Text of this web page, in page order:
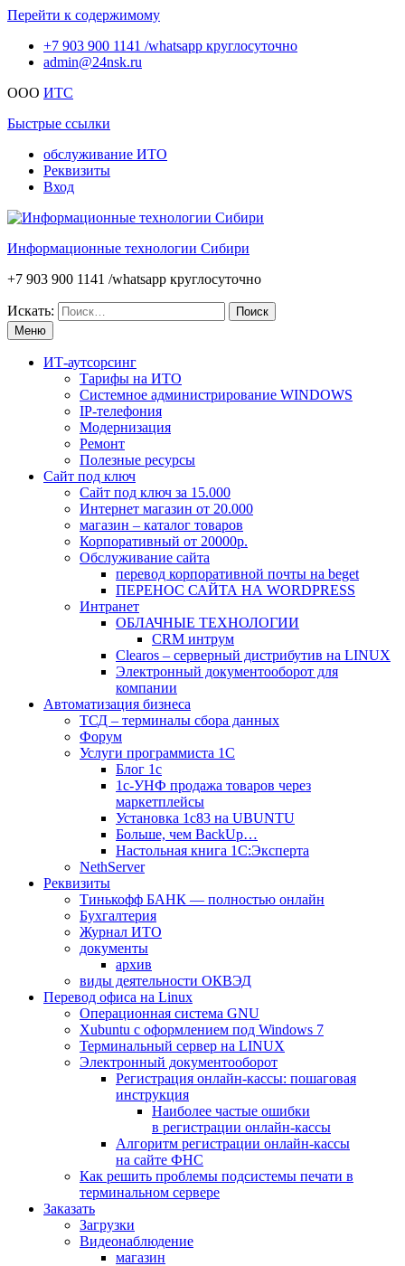
Перейти к содержимому
+7 903 900 1141 /whatsapp круглосуточно
admin@24nsk.ru
ООО ИТС
Быстрые ссылки
обслуживание ИТО
Реквизиты
Вход
Информационные технологии Сибири
+7 903 900 1141 /whatsapp круглосуточно
Искать:
Меню
ИТ-аутсорсинг
Тарифы на ИТО
Системное администрирование WINDOWS
IP-телефония
Модернизация
Ремонт
Полезные ресурсы
Сайт под ключ
Сайт под ключ за 15.000
Интернет магазин от 20.000
магазин – каталог товаров
Корпоративный от 20000р.
Обслуживание сайта
перевод корпоративной почты на beget
ПЕРЕНОС САЙТА НА WORDPRESS
Интранет
ОБЛАЧНЫЕ ТЕХНОЛОГИИ
CRM интрум
Сlearos – серверный дистрибутив на LINUX
Электронный документооборот для
компании
Автоматизация бизнеса
ТСД – терминалы сбора данных
Форум
Услуги программиста 1С
Блог 1с
1с-УНФ продажа товаров через
маркетплейсы
Установка 1с83 на UBUNTU
Больше, чем BackUp…
Настольная книга 1С:Эксперта
NethServer
Реквизиты
Тинькофф БАНК — полностью онлайн
Бухгалтерия
Журнал ИТО
документы
архив
виды деятельности ОКВЭД
Перевод офиса на Linux
Операционная система GNU
Xubuntu с оформлением под Windows 7
Терминальный сервер на LINUX
Электронный документооборот
Регистрация онлайн-кассы: пошаговая
инструкция
Наиболее частые ошибки
в регистрации онлайн-кассы
Алгоритм регистрации онлайн-кассы
на сайте ФНС
Как решить проблемы подсистемы печати в
терминальном сервере
Заказать
Загрузки
Видеонаблюдение
магазин